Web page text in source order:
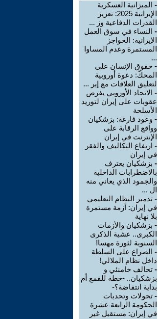
- الميزانية العسكرية
الإيرانية 2025: تعزيز
القدرات الدفاعية وز ...
- النساء في سوق العمل
الإيرانية: الحواجز
المستمرة وعدم المساوا
...
- حقوق الإنسان على
المحكّ: دعوة أوروبية
لتعليق العلاقات مع إير ...
- الاتحاد الأوروبي يفرض
عقوبات على إيران لتوريد
الأسلحة
- وعود فارغة: بزشكيان
وواقع الرقابة على
الإنترنت في إيران
- ارتفاع التكاليف والفقر
في إيران
- بزشكيان يعترف
بالاضطرابات الداخلية
والجمود الذي يعاني منه
ال ...
- تدمير النظام التعليمي
في إيران: أزمة مستمرة
بلا نهاية
- بزشكيان والأزمات
الكبرى.. عشية الذكرى
السنوية لثورة مهسا!
- الصراع على السلطة
داخل نظام الملالي!
- تحالف خامنئي و
بزشکيان.. -خطة للقمع أم
بداية انتفاضة؟-
- تحولات وتحديات
الحكومة الرابعة عشرة
في إيران: مستقبل غير